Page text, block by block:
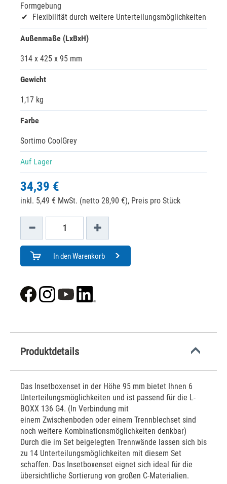
Formgebung
Flexibilität durch weitere Unterteilungsmöglichkeiten
Außenmaße (LxBxH)
314 x 425 x 95 mm
Gewicht
1,17 kg
Farbe
Sortimo CoolGrey
Auf Lager
34,39 €
inkl. 5,49 € MwSt. (netto 28,90 €), Preis pro Stück
In den Warenkorb
Produktdetails
Das Insetboxenset in der Höhe 95 mm bietet Ihnen 6
Unterteilungsmöglichkeiten und ist passend für die L-
BOXX 136 G4. (In Verbindung mit
einem Zwischenboden oder einem Trennblechset sind
noch weitere Kombinationsmöglichkeiten denkbar)
Durch die im Set beigelegten Trennwände lassen sich bis
zu 14 Unterteilungsmöglichkeiten mit diesem Set
schaffen. Das Insetboxenset eignet sich ideal für die
übersichtliche Sortierung von großen C-Materialien.